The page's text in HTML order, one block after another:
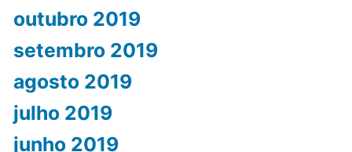
outubro 2019
setembro 2019
agosto 2019
julho 2019
junho 2019